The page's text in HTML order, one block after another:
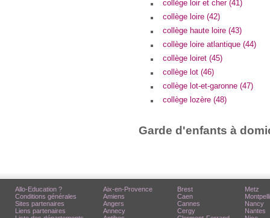
collège loir et cher (41)
collège loire (42)
collège haute loire (43)
collège loire atlantique (44)
collège loiret (45)
collège lot (46)
collège lot-et-garonne (47)
collège lozère (48)
Garde d'enfants à
Allo-Education ?
Conditions générales
Sites partenaires
Liens partenaires
Aix-en-Provence
Amiens
Angers
Annecy
Brest
Caen
Cannes
Cergy
Metz
Nancy
Nantes